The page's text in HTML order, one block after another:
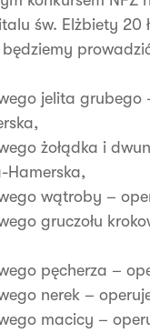
św. Elżbiety 20
jelita
żołądka i
Hamerska,
wątroby –
gruczołu
pęcherza –
nerek –
macicy –